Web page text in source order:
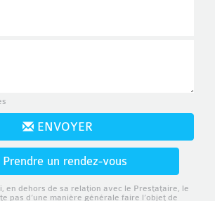
ENVOYER
Prendre un rendez-vous
en dehors de sa relation avec le Prestataire, le
pas d’une manière générale faire l’objet de